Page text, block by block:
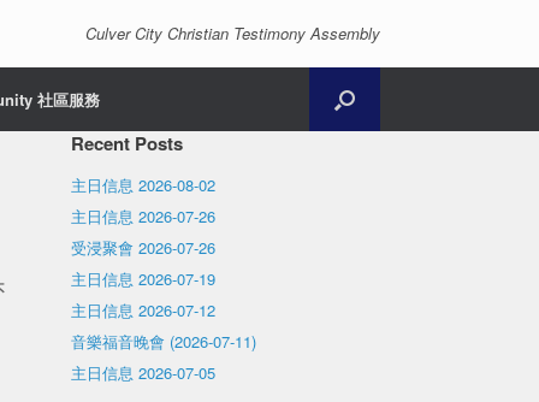
Culver City Christian Testimony Assembly
社區服務
Recent Posts
主日信息 2026-08-02
主日信息 2026-07-26
受浸聚會 2026-07-26
主日信息 2026-07-19
主日信息 2026-07-12
音樂福音晚會 (2026-07-11)
主日信息 2026-07-05